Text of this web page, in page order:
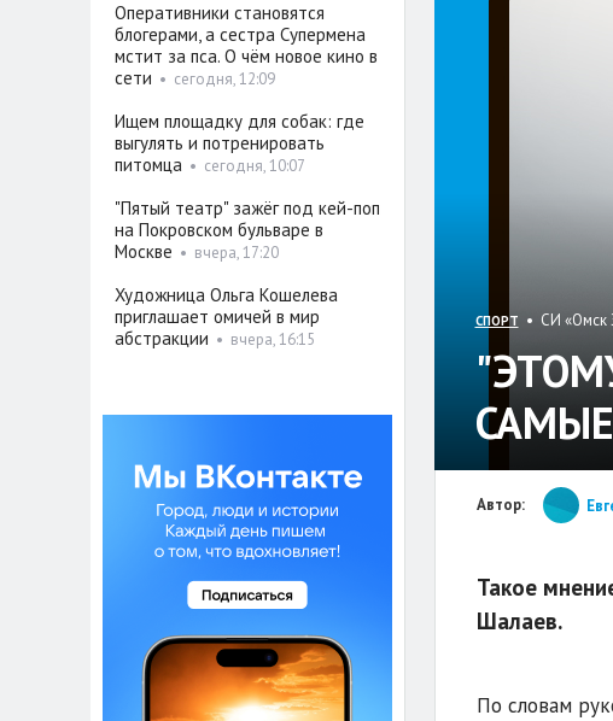
СПОРТ • СИ «Омск
Автор:
Такое
Шалаев.
По словам
Оперативники становятся
блогерами, а сестра Супермена
мстит за пса. О чём новое кино в
сети • сегодня, 12:09
Ищем площадку для собак: где
выгулять и потренировать
питомца• сегодня, 10:07
"Пятый театр" зажёг под кей-поп
на Покровском бульваре в
Москве • вчера, 17:20
Художница Ольга Кошелева
приглашает омичей в мир
абстракции • вчера, 16:15